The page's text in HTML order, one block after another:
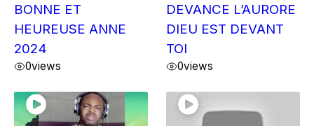
BONNE ET
HEUREUSE ANNE
2024
0views
DEVANCE L’AURORE
DIEU EST DEVANT
TOI
0views